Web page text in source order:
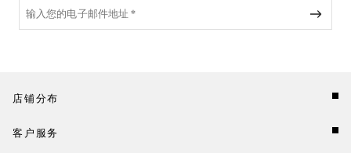
店铺分布
客户服务